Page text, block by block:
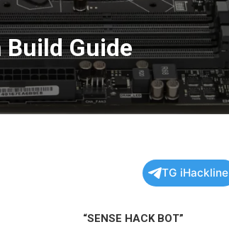
Build Guide
TG iHackline
“SENSE HACK BOT”